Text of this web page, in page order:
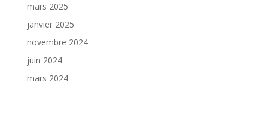
mars 2025
janvier 2025
novembre 2024
juin 2024
mars 2024